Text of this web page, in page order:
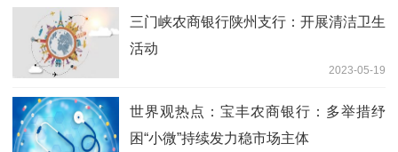
三门峡农商银行陕州支行：开展清洁卫生
活动
2023-05-19
世界观热点：宝丰农商银行：多举措纾
困“小微”持续发力稳市场主体